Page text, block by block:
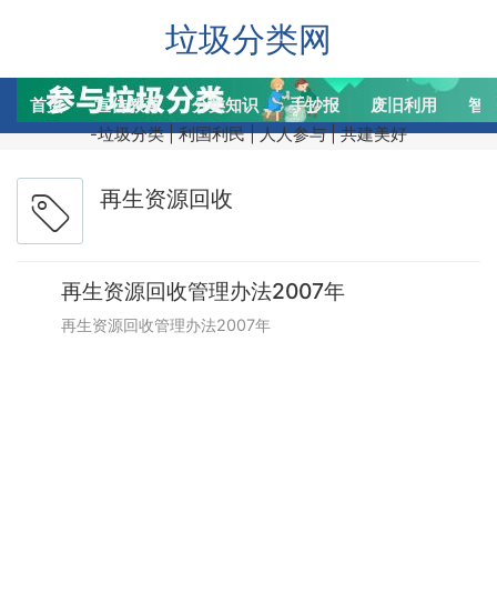
垃圾分类网
-垃圾分类 | 利国利民 | 人人参与 | 共建美好
首页 宣传教育 分类知识 手抄报 废旧利用 智
再生资源回收
再生资源回收管理办法2007年
再生资源回收管理办法2007年